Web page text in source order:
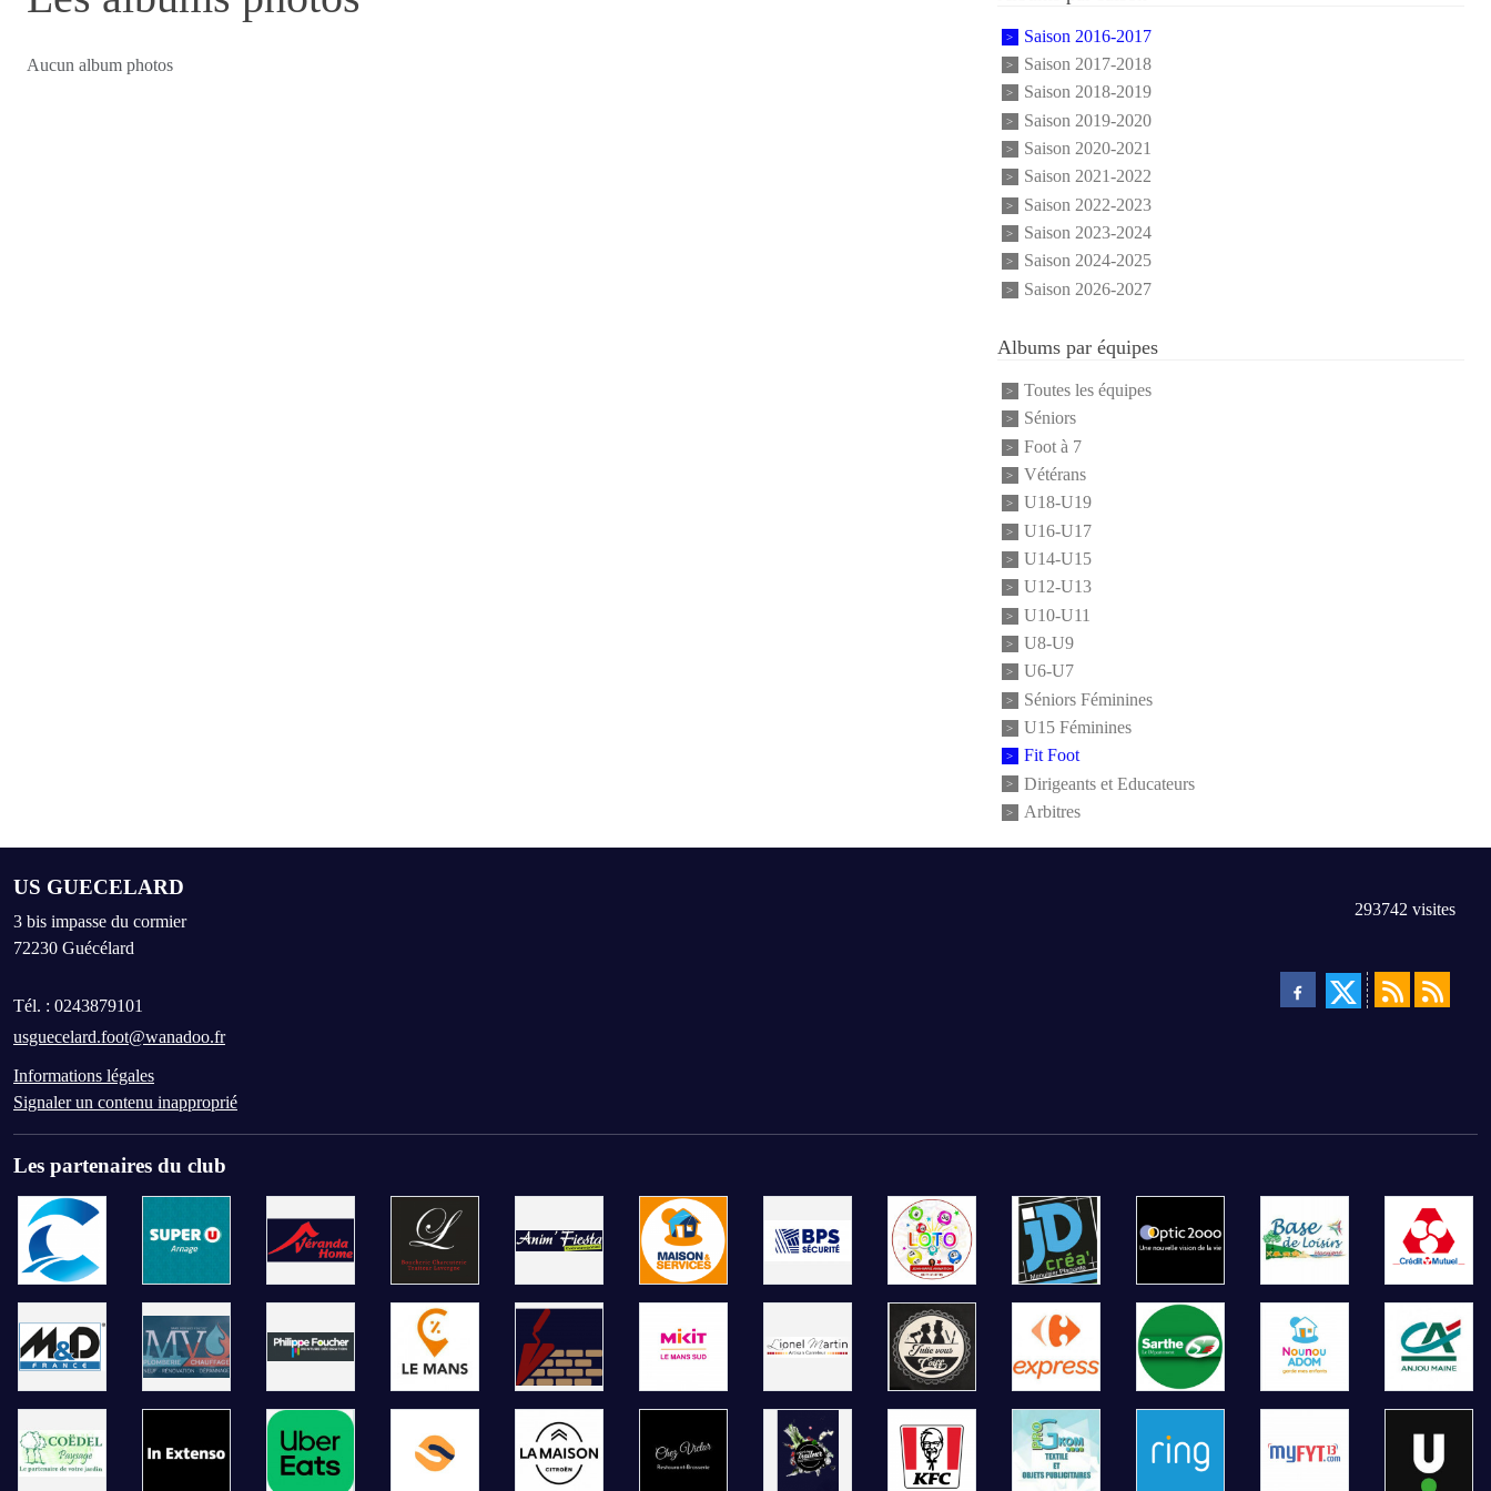
Aucun album photos
Saison 2016-2017
Saison 2017-2018
Saison 2018-2019
Saison 2019-2020
Saison 2020-2021
Saison 2021-2022
Saison 2022-2023
Saison 2023-2024
Saison 2024-2025
Saison 2026-2027
Albums par équipes
Toutes les équipes
Séniors
Foot à 7
Vétérans
U18-U19
U16-U17
U14-U15
U12-U13
U10-U11
U8-U9
U6-U7
Séniors Féminines
U15 Féminines
Fit Foot
Dirigeants et Educateurs
Arbitres
US GUECELARD
3 bis impasse du cormier
72230 Guécélard
Tél. : 0243879101
usguecelard.foot@wanadoo.fr
Informations légales
Signaler un contenu inapproprié
293742 visites
Les partenaires du club